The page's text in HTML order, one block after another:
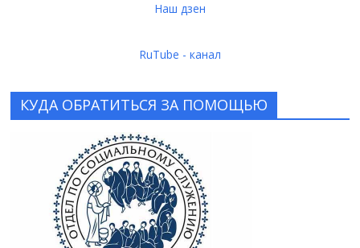
Наш дзен
RuTube - канал
КУДА ОБРАТИТЬСЯ ЗА ПОМОЩЬЮ